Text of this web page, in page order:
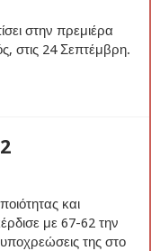
στην πρεμιέρα
στις 24 Σεπτέμβρη.
και
με 67-62 την
της στο